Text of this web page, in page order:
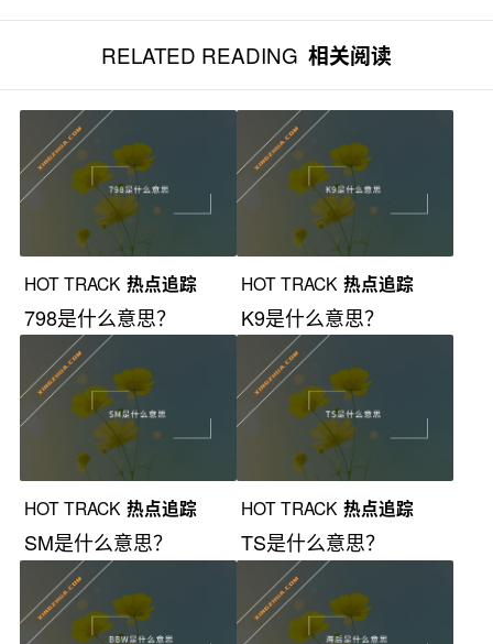
RELATED READING 相关阅读
HOT TRACK 热点追踪
798是什么意思？
HOT TRACK 热点追踪
K9是什么意思？
HOT TRACK 热点追踪
SM是什么意思？
HOT TRACK 热点追踪
TS是什么意思？